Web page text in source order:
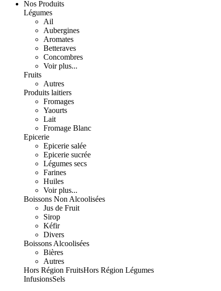
Nos Produits
Légumes
Ail
Aubergines
Aromates
Betteraves
Concombres
Voir plus...
Fruits
Autres
Produits laitiers
Fromages
Yaourts
Lait
Fromage Blanc
Epicerie
Epicerie salée
Epicerie sucrée
Légumes secs
Farines
Huiles
Voir plus...
Boissons Non Alcoolisées
Jus de Fruit
Sirop
Kéfir
Divers
Boissons Alcoolisées
Bières
Autres
Hors Région FruitsHors Région Légumes
InfusionsSels